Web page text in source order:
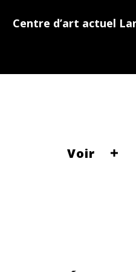
Centre d’art actuel
Voir